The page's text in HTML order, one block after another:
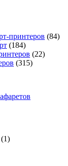
принтеров (84)
(184)
(22)
(315)
(1)